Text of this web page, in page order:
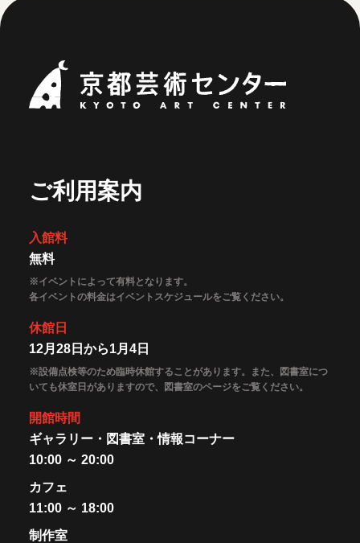
ご利用案内
入館料
無料
※イベントによって有料となります。
各イベントの料金はイベントスケジュールをご覧ください。
休館日
12月28日から1月4日
※設備点検等のため臨時休館することがあります。また、図書室につ
いても休室日がありますので、図書室のページをご覧ください。
開館時間
ギャラリー・図書室・情報コーナー
10:00 ～ 20:00
カフェ
11:00 ～ 18:00
制作室